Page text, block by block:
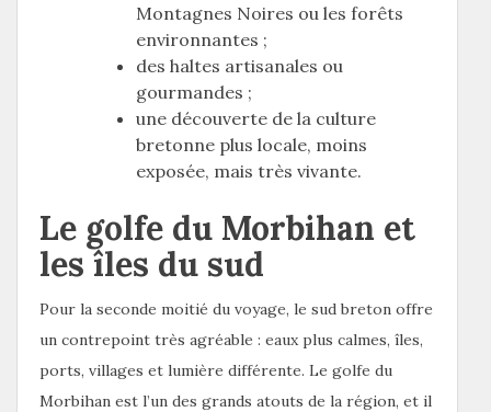
Montagnes Noires ou les forêts
environnantes ;
des haltes artisanales ou
gourmandes ;
une découverte de la culture
bretonne plus locale, moins
exposée, mais très vivante.
Le golfe du Morbihan et
les îles du sud
Pour la seconde moitié du voyage, le sud breton offre
un contrepoint très agréable : eaux plus calmes, îles,
ports, villages et lumière différente. Le golfe du
Morbihan est l’un des grands atouts de la région, et il